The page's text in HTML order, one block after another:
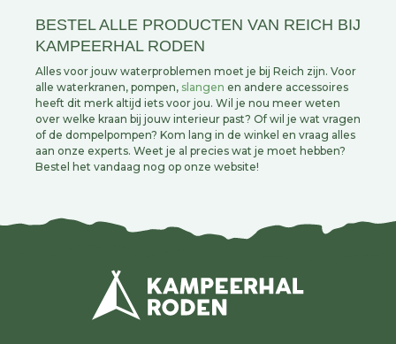
BESTEL ALLE PRODUCTEN VAN REICH BIJ
KAMPEERHAL RODEN
Alles voor jouw waterproblemen moet je bij Reich zijn. Voor
alle waterkranen, pompen, slangen en andere accessoires
heeft dit merk altijd iets voor jou. Wil je nou meer weten
over welke kraan bij jouw interieur past? Of wil je wat vragen
of de dompelpompen? Kom lang in de winkel en vraag alles
aan onze experts. Weet je al precies wat je moet hebben?
Bestel het vandaag nog op onze website!